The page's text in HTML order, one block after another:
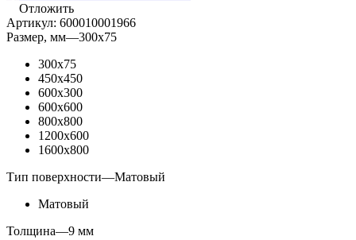
Отложить
Артикул: 600010001966
Размер, мм—300x75
300x75
450x450
600x300
600x600
800x800
1200x600
1600x800
Тип поверхности—Матовый
Матовый
Толщина—9 мм